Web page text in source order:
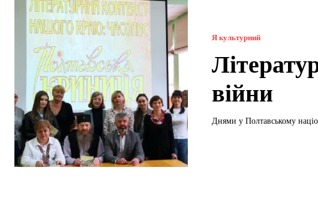
Я культурний
війни
Днями у Полтавському